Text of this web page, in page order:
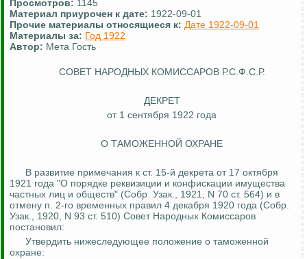
Просмотров: 1145
Материал приурочен к дате: 1922-09-01
Прочие материалы относящиеся к: Дате 1922-09-01
Материалы за: Год 1922
Автор: Мета Гость
СОВЕТ НАРОДНЫХ КОМИССАРОВ Р.С.Ф.С.Р.
ДЕКРЕТ
от 1 сентября 1922 года
О ТАМОЖЕННОЙ ОХРАНЕ
В развитие примечания к ст. 15-й декрета от 17 октября
1921 года "О порядке реквизиции и конфискации имущества
частных лиц и обществ" (Собр. Узак., 1921, N 70 ст. 564) и в
отмену п. 2-го временных правил 4 декабря 1920 года (Собр.
Узак., 1920, N 93 ст. 510) Совет Народных Комиссаров
постановил:
Утвердить нижеследующее положение о таможенной
охране: